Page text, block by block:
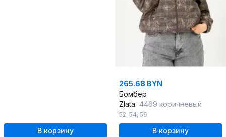
В корзину
265.68 BYN
Бомбер
Zlata 4469 коричневый
52, 54, 56
В корзину